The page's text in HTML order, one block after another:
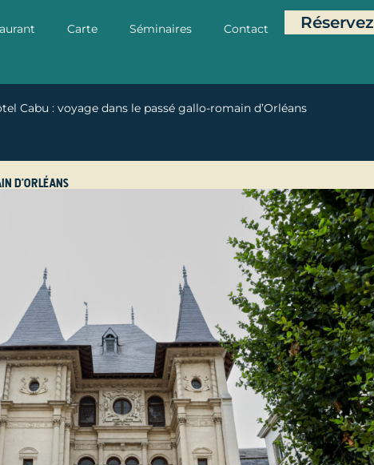
Carte Séminaires Contact Réservez
Cabu : voyage dans le passé gallo-romain d’Orléans
d’Orléans